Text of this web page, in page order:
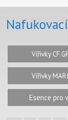
Vířivky
Vířivky
Esence pro